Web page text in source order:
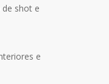
shot e
e